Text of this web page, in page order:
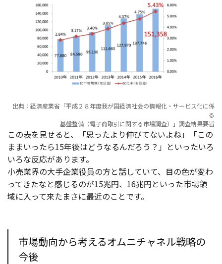
出典：経済産業省「平成２８年度我が国経済社会の情報化・サービス化に係
る
基盤整備（電子商取引に関する市場調査）」調査結果要旨
この表を見せると、「思ったより伸びてないよね」「この
ままいったら15年後はどうなるんだろう？」といったいろ
いろな反応があります。
小売業界の大手企業役員の方と話していて、目の色が変わ
ってきたなと感じるのが15兆円、16兆円といった市場領
域に入って来たまさに最近のことです。
市場動向から考えるオムニチャネル戦略の
今後